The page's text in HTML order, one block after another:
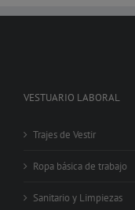
VESTUARIO LABORAL
Trajes de Vestir
Ropa básica de trabajo
Sanitario y Limpiezas